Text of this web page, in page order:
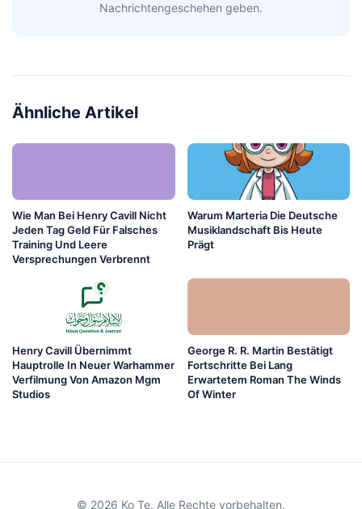
Nachrichtengeschehen geben.
Ähnliche Artikel
Wie Man Bei Henry Cavill Nicht
Jeden Tag Geld Für Falsches
Training Und Leere
Versprechungen Verbrennt
Warum Marteria Die Deutsche
Musiklandschaft Bis Heute
Prägt
Henry Cavill Übernimmt
Hauptrolle In Neuer Warhammer
Verfilmung Von Amazon Mgm
Studios
George R. R. Martin Bestätigt
Fortschritte Bei Lang
Erwartetem Roman The Winds
Of Winter
© 2026 Ko Te. Alle Rechte vorbehalten.